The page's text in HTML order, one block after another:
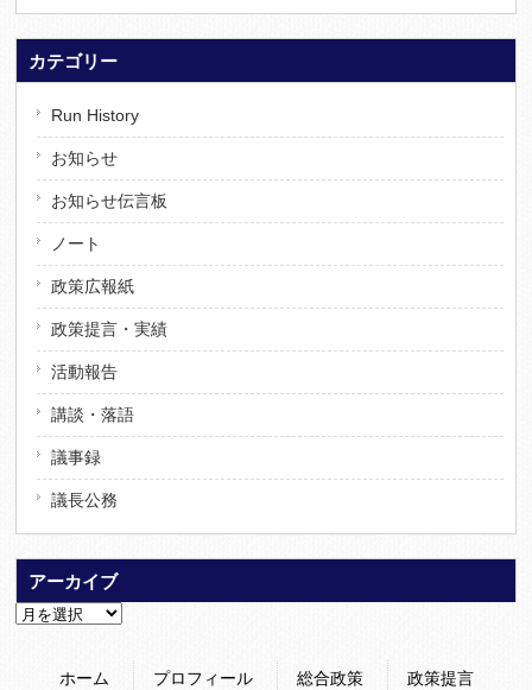
カテゴリー
Run History
お知らせ
お知らせ伝言板
ノート
政策広報紙
政策提言・実績
活動報告
講談・落語
議事録
議長公務
アーカイブ
ア
ホーム プロフィール 総合政策 政策提言